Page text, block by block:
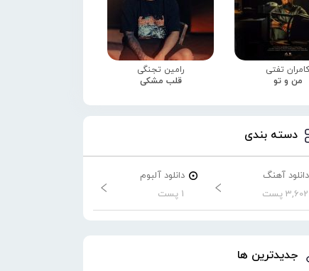
تفتی
من و تو
رامین تجنگی
قلب مشکی
دسته بندی
دانلود آهنگ
3,602 پست
دانلود آلبوم
1 پست
جدیدترین ها